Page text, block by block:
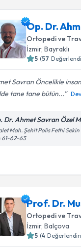
Op. Dr.
Ortopedi ve
İzmir, Bayraklı
5 (57
Savran Öncelikle
tane tane bütün...
Dr. Ahmet Savran Özel
Mah. Şehit Polis Fethi
61-62-63
Prof. Dr.
Ortopedi ve
İzmir, Balçova
5 (4